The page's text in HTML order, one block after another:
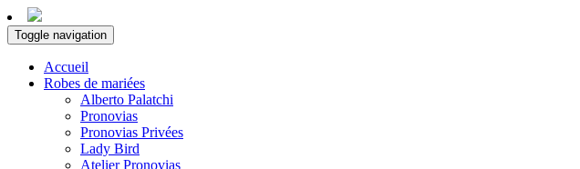
Toggle navigation
Accueil
Robes de mariées
Alberto Palatchi
Pronovias
Pronovias Privées
Lady Bird
Atelier Pronovias